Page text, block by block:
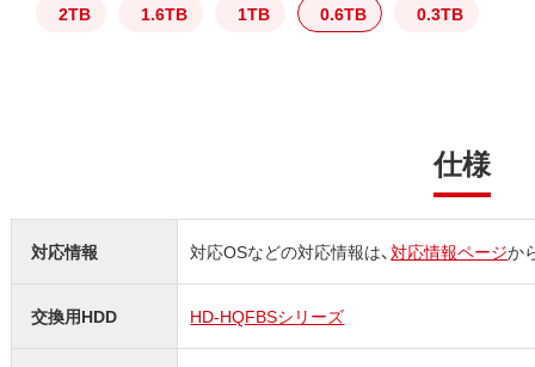
2TB 1.6TB 1TB 0.6TB 0.3TB
仕様
対応情報 対応OSなどの対応情報は、対応情報ページか
交換用HDD HD-HQFBSシリーズ